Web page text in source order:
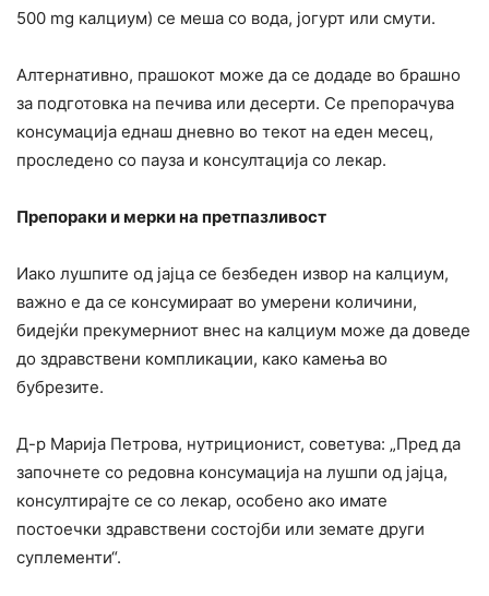
500 mg калциум) се меша со вода, јогурт или смути.
Алтернативно, прашокот може да се додаде во брашно
за подготовка на печива или десерти. Се препорачува
консумација еднаш дневно во текот на еден месец,
проследено со пауза и консултација со лекар.
Препораки и мерки на претпазливост
Иако лушпите од јајца се безбеден извор на калциум,
важно е да се консумираат во умерени количини,
бидејќи прекумерниот внес на калциум може да доведе
до здравствени компликации, како камења во
бубрезите.
Д-р Марија Петрова, нутриционист, советува: „Пред да
започнете со редовна консумација на лушпи од јајца,
консултирајте се со лекар, особено ако имате
постоечки здравствени состојби или земате други
суплементи“.